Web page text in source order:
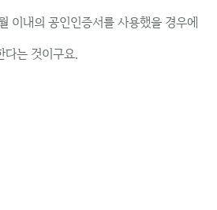
이내의 공인인증서를 사용했을 경우에
다는 것이구요.